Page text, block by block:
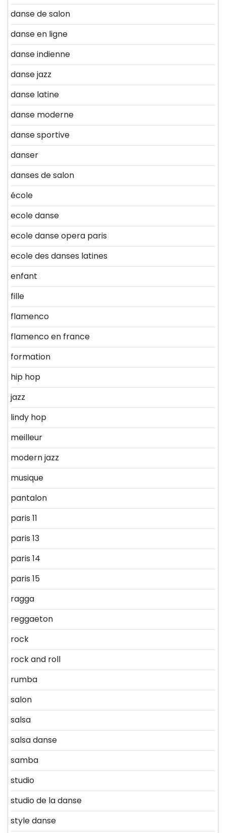
danse de salon
danse en ligne
danse indienne
danse jazz
danse latine
danse moderne
danse sportive
danser
danses de salon
école
ecole danse
ecole danse opera paris
ecole des danses latines
enfant
fille
flamenco
flamenco en france
formation
hip hop
jazz
lindy hop
meilleur
modern jazz
musique
pantalon
paris 11
paris 13
paris 14
paris 15
ragga
reggaeton
rock
rock and roll
rumba
salon
salsa
salsa danse
samba
studio
studio de la danse
style danse